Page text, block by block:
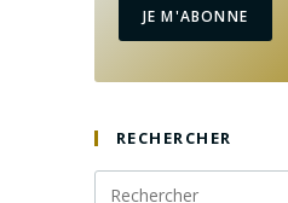
JE M'ABONNE
RECHERCHER